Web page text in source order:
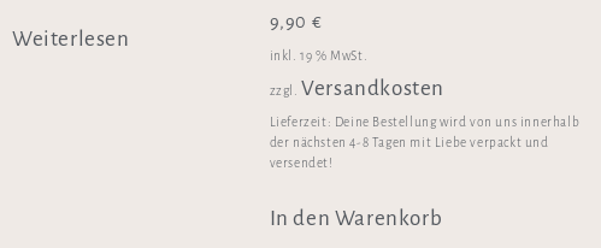
Weiterlesen
9,90 €
inkl. 19 % MwSt.
zzgl. Versandkosten
Lieferzeit: Deine Bestellung wird von uns innerhalb
der nächsten 4-8 Tagen mit Liebe verpackt und
versendet!
In den Warenkorb